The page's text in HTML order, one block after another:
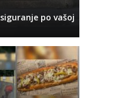
po vašoj